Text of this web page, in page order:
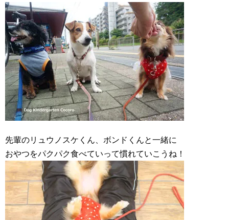
先輩のリュウノスケくん、ボンドくんと一緒に
おやつをパクパク食べていって慣れていこうね！